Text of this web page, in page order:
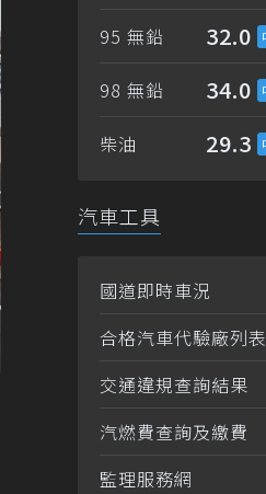
95 無鉛 32.0
98 無鉛 34.0
柴油 29.3
汽車工具
國道即時車況
合格汽車代驗廠列表
交通違規查詢結果
汽燃費查詢及繳費
監理服務網